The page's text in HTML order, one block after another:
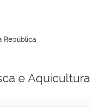
e Aquicultura